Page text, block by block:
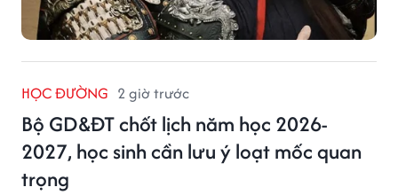
HỌC ĐƯỜNG 2 giờ trước
Bộ GD&ĐT chốt lịch năm học 2026-
2027, học sinh cần lưu ý loạt mốc quan
trọng